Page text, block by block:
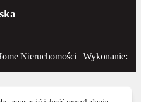
Nieruchomości | Wykonanie: